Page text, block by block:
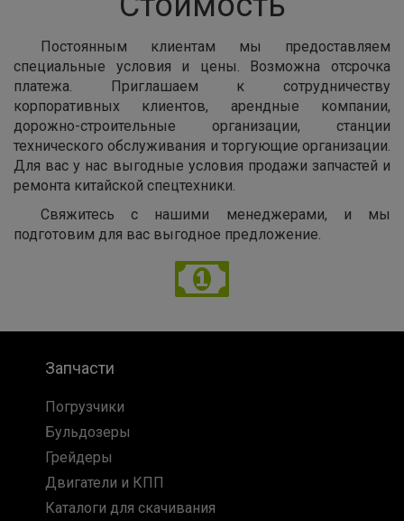
Постоянным клиентам мы предоставляем
специальные условия и цены. Возможна отсрочка
платежа. Приглашаем к сотрудничеству
корпоративных клиентов, арендные компании,
дорожно-строительные организации, станции
технического обслуживания и торгующие организации.
Для вас у нас выгодные условия продажи запчастей и
ремонта китайской спецтехники.
Свяжитесь с нашими менеджерами, и мы
подготовим для вас выгодное предложение.
Запчасти
Погрузчики
Бульдозеры
Грейдеры
Двигатели и КПП
Каталоги для скачивания